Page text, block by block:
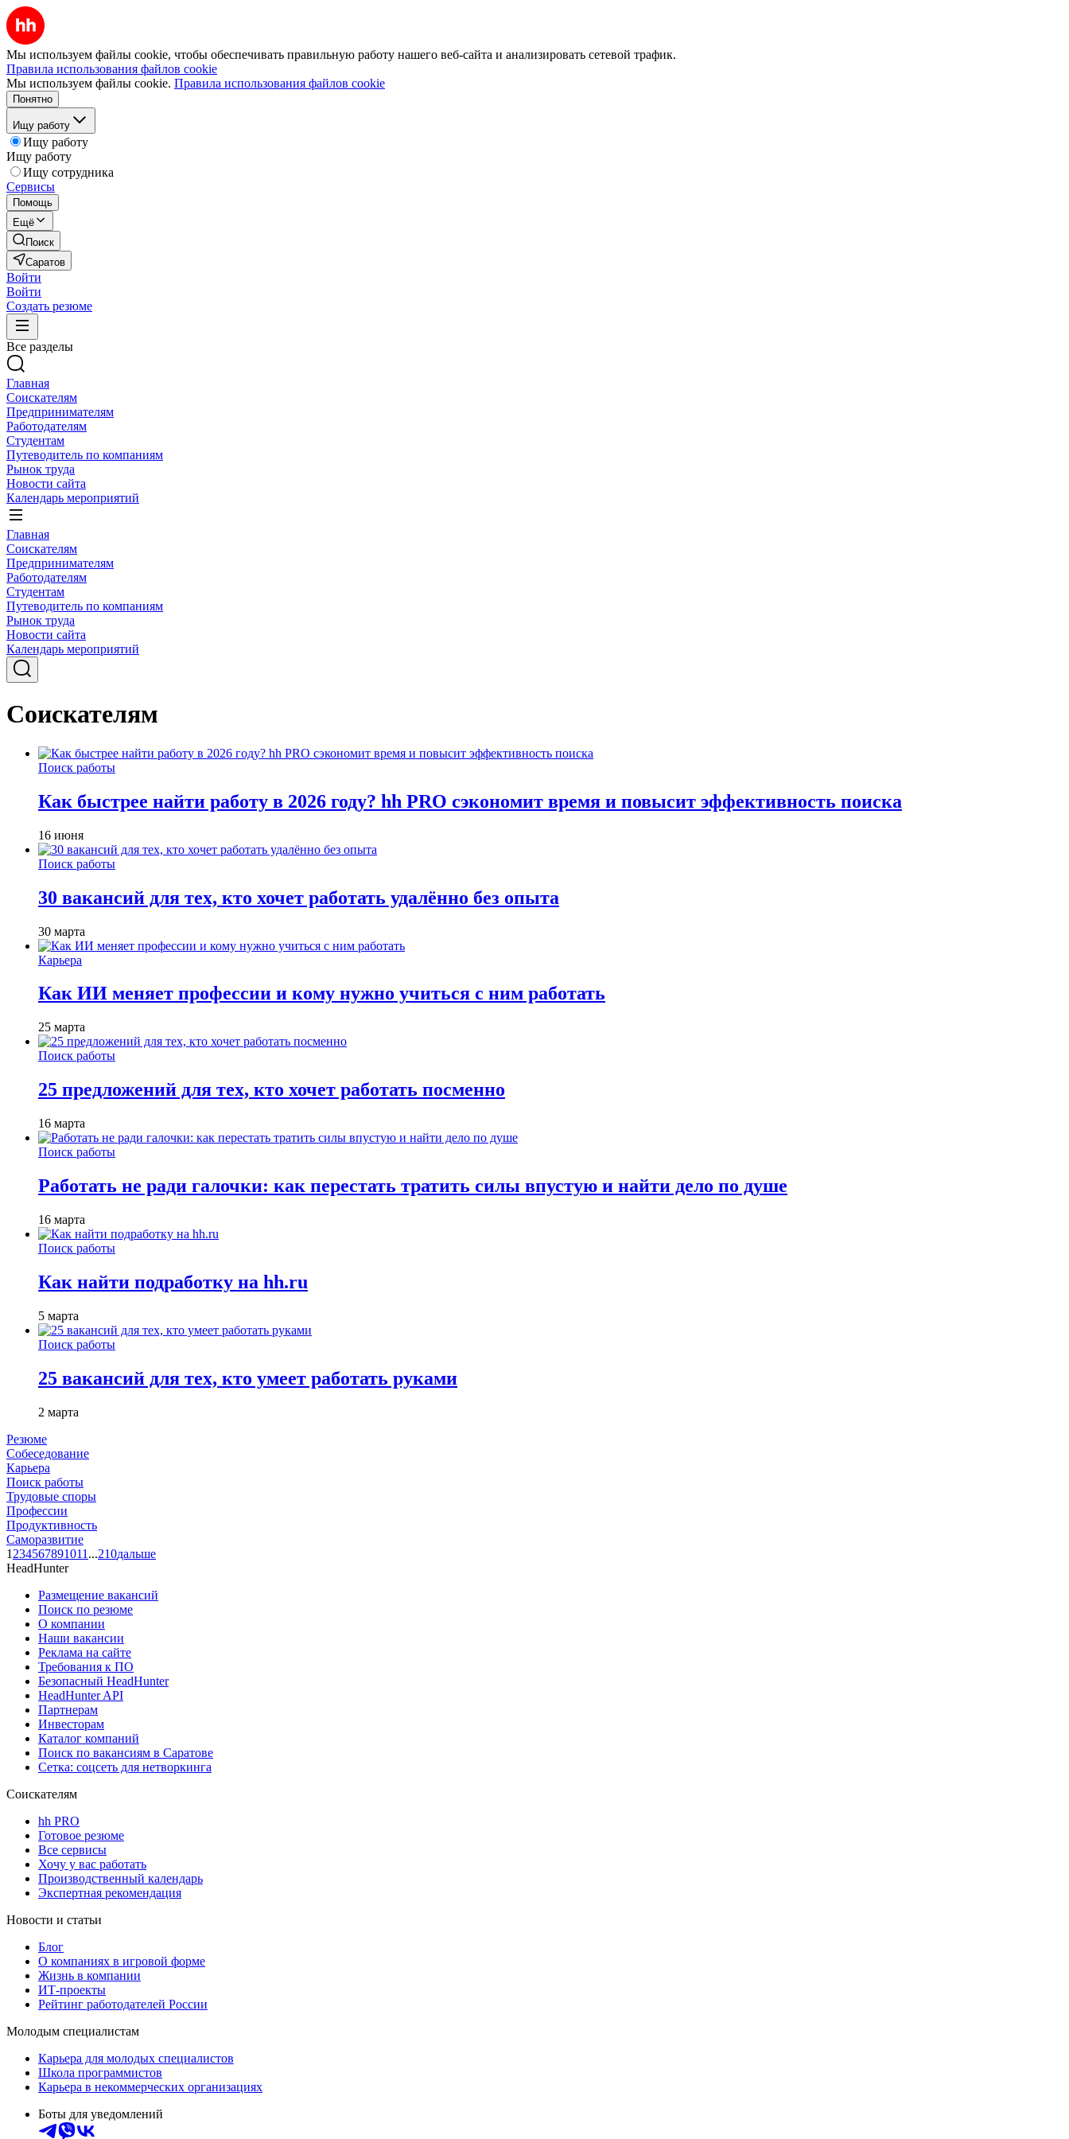
Мы используем файлы cookie, чтобы обеспечивать правильную работу нашего веб-сайта и анализировать сетевой трафик.
Правила использования файлов cookie
Мы используем файлы cookie. Правила использования файлов cookie
Понятно
Ищу работу
Ищу работу
Ищу работу
Ищу сотрудника
Сервисы
Помощь
Ещё
Поиск
Саратов
Войти
Войти
Создать резюме
Все разделы
Главная
Соискателям
Предпринимателям
Работодателям
Студентам
Путеводитель по компаниям
Рынок труда
Новости сайта
Календарь мероприятий
Главная
Соискателям
Предпринимателям
Работодателям
Студентам
Путеводитель по компаниям
Рынок труда
Новости сайта
Календарь мероприятий
Соискателям
Поиск работы
Как быстрее найти работу в 2026 году? hh PRO сэкономит время и повысит эффективность поиска
16 июня
Поиск работы
30 вакансий для тех, кто хочет работать удалённо без опыта
30 марта
Карьера
Как ИИ меняет профессии и кому нужно учиться с ним работать
25 марта
Поиск работы
25 предложений для тех, кто хочет работать посменно
16 марта
Поиск работы
Работать не ради галочки: как перестать тратить силы впустую и найти дело по душе
16 марта
Поиск работы
Как найти подработку на hh.ru
5 марта
Поиск работы
25 вакансий для тех, кто умеет работать руками
2 марта
Резюме
Собеседование
Карьера
Поиск работы
Трудовые споры
Профессии
Продуктивность
Саморазвитие
1 234567891011 ...210дальше
HeadHunter
Размещение вакансий
Поиск по резюме
О компании
Наши вакансии
Реклама на сайте
Требования к ПО
Безопасный HeadHunter
HeadHunter API
Партнерам
Инвесторам
Каталог компаний
Поиск по вакансиям в Саратове
Сетка: соцсеть для нетворкинга
Соискателям
hh PRO
Готовое резюме
Все сервисы
Хочу у вас работать
Производственный календарь
Экспертная рекомендация
Новости и статьи
Блог
О компаниях в игровой форме
Жизнь в компании
ИТ-проекты
Рейтинг работодателей России
Молодым специалистам
Карьера для молодых специалистов
Школа программистов
Карьера в некоммерческих организациях
Боты для уведомлений